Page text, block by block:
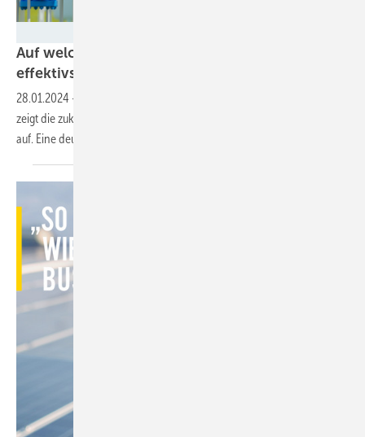
Auf welchem Weg importiert Deutschland am
effektivstes
28.01.2024 -
zeigt die zukünftigen Transportwege für Wasserstoff in Deutschland
auf. Eine deutsch-australische Wasserstoffbrücke sei